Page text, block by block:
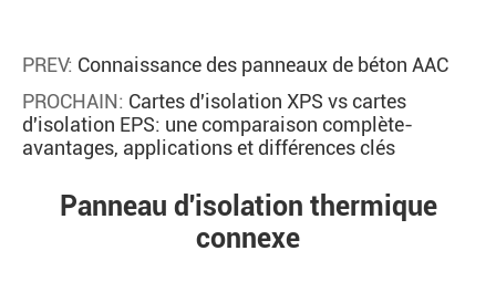
PREV: Connaissance des panneaux de béton AAC
PROCHAIN: Cartes d'isolation XPS vs cartes
d'isolation EPS: une comparaison complète-
avantages, applications et différences clés
Panneau d'isolation thermique
connexe